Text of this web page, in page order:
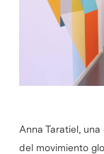
Anna Taratiel,
del movimiento